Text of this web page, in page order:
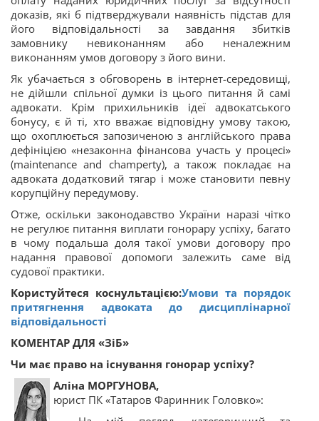
доказів, які б підтверджували наявність підстав для
його відповідальності за завдання збитків
замовнику невиконанням або неналежним
виконанням умов договору з його вини.
Як убачається з обговорень в інтернет-середовищі,
не дійшли спільної думки із цього питання й самі
адвокати. Крім прихильників ідеї адвокатського
бонусу, є й ті, хто вважає відповідну умову такою,
що охоплюється запозиченою з англійського права
дефініцією «незаконна фінансова участь у процесі»
(maintenance and champerty), а також покладає на
адвоката додатковий тягар і може становити певну
корупційну передумову.
Отже, оскільки законодавство України наразі чітко
не регулює питання виплати гонорару успіху, багато
в чому подальша доля такої умови договору про
надання правової допомоги залежить саме від
судової практики.
Користуйтеся коснультацією:Умови та порядок
притягнення адвоката до дисциплінарної
відповідальності
КОМЕНТАР ДЛЯ «ЗіБ»
Чи має право на існування гонорар успіху?
Аліна МОРГУНОВА,
юрист ПК «Татаров Фаринник Головко»: